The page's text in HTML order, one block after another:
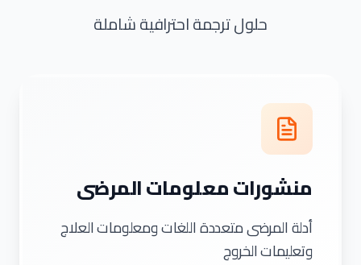
حلول ترجمة احترافية شاملة
منشورات معلومات المرضى
أدلة المرضى متعددة اللغات ومعلومات العلاج
وتعليمات الخروج